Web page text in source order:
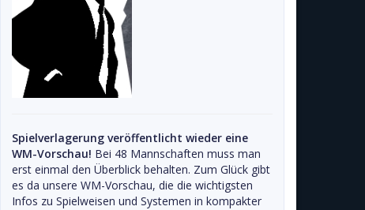
Spielverlagerung veröffentlicht wieder eine
WM-Vorschau! Bei 48 Mannschaften muss man
erst einmal den Überblick behalten. Zum Glück gibt
es da unsere WM-Vorschau, die die wichtigsten
Infos zu Spielweisen und Systemen in kompakter